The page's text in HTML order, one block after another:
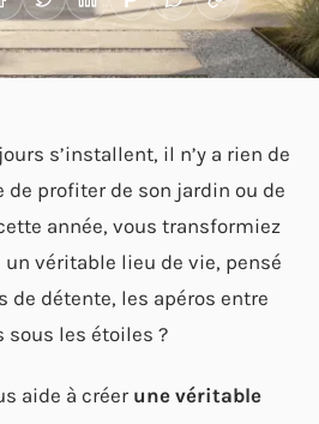
s’installent, il n’y a rien de
de profiter de son jardin ou de
année, vous transformiez
véritable lieu de vie, pensé
de détente, les apéros entre
sous les étoiles ?
aide à créer une véritable